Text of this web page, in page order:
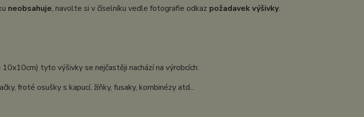
neobsahuje, navolte si v číselníku vedle fotografie odkaz požadavek výšivky.
10x10cm) tyto výšivky se nejčastěji nachází na výrobcích:
froté osušky s kapucí, žíňky, fusaky, kombinézy atd...